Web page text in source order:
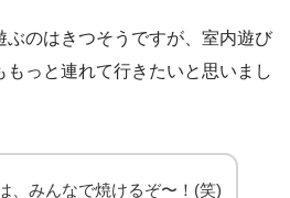
ぶのはきつそうですが、室内遊び
っと連れて行きたいと思いまし
、みんなで焼けるぞ〜！(笑)